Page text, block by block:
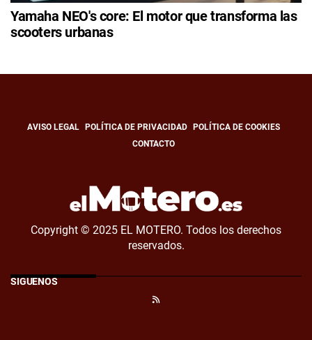
Yamaha NEO's core: El motor que transforma las
scooters urbanas
AVISO LEGAL POLÍTICA DE PRIVACIDAD
POLÍTICA DE COOKIES
CONTACTO
Copyright © 2025 EL MOTERO. Todos los derechos
reservados.
SÍGUENOS